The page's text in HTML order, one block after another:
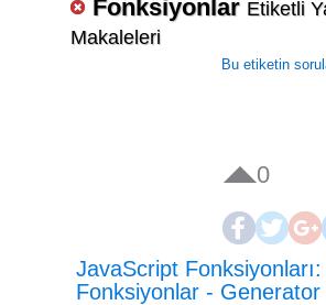
Fonksiyonlar Etiketli
Makaleleri
Bu etiketin
0
JavaScript
Fonksiyonlar -